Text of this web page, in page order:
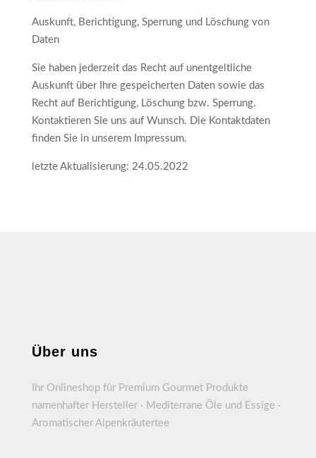
Auskunft, Berichtigung, Sperrung und Löschung von
Daten
Sie haben jederzeit das Recht auf unentgeltliche
Auskunft über Ihre gespeicherten Daten sowie das
Recht auf Berichtigung, Löschung bzw. Sperrung.
Kontaktieren Sie uns auf Wunsch. Die Kontaktdaten
finden Sie in unserem Impressum.
letzte Aktualisierung: 24.05.2022
Über uns
Ihr Onlineshop für Premium Gourmet Produkte
namenhafter Hersteller · Mediterrane Öle und Essige ·
Aromatischer Alpenkräutertee